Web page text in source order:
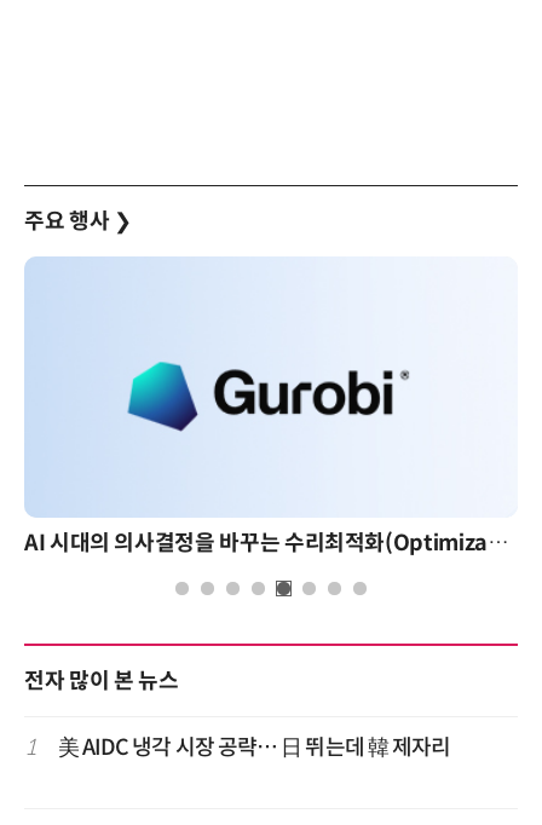
주요 행사 ❯
AI 시대의 의사결정을 바꾸는 수리최적화(Optimization): 실제 산업 적용 사례와 활용 전략
전자 많이 본 뉴스
1 美 AIDC 냉각 시장 공략… 日 뛰는데 韓 제자리